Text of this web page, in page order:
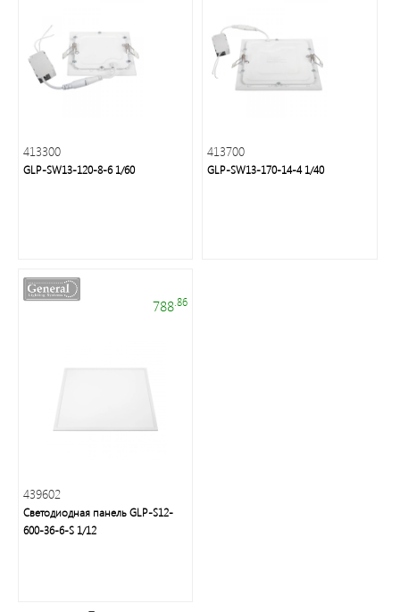
Блоки
питания
светильники
Светодиодная
лента
и
413300
GLP-SW13-120-8-6 1/60
413700
GLP-SW13-170-14-4 1/40
788.86
439602
Светодиодная панель GLP-S12-
600-36-6-S 1/12